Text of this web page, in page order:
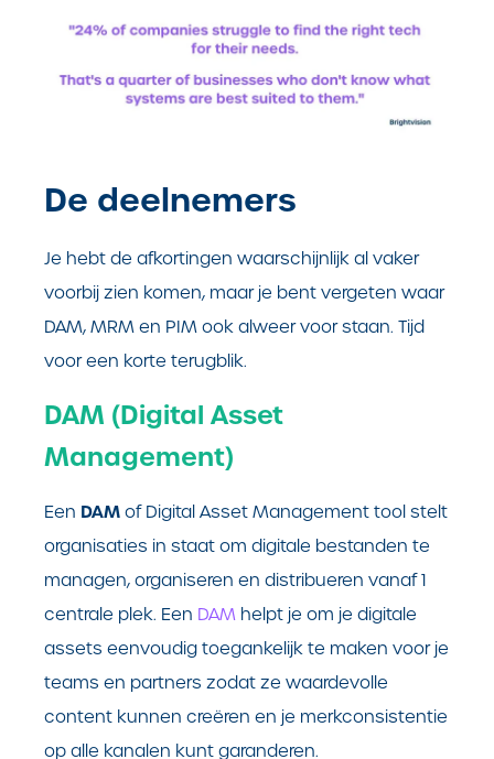
De deelnemers
Je hebt de afkortingen waarschijnlijk al vaker
voorbij zien komen, maar je bent vergeten waar
DAM, MRM en PIM ook alweer voor staan. Tijd
voor een korte terugblik.
DAM (Digital Asset
Management)
Een DAM of Digital Asset Management tool stelt
organisaties in staat om digitale bestanden te
managen, organiseren en distribueren vanaf 1
centrale plek. Een DAM helpt je om je digitale
assets eenvoudig toegankelijk te maken voor je
teams en partners zodat ze waardevolle
content kunnen creëren en je merkconsistentie
op alle kanalen kunt garanderen.